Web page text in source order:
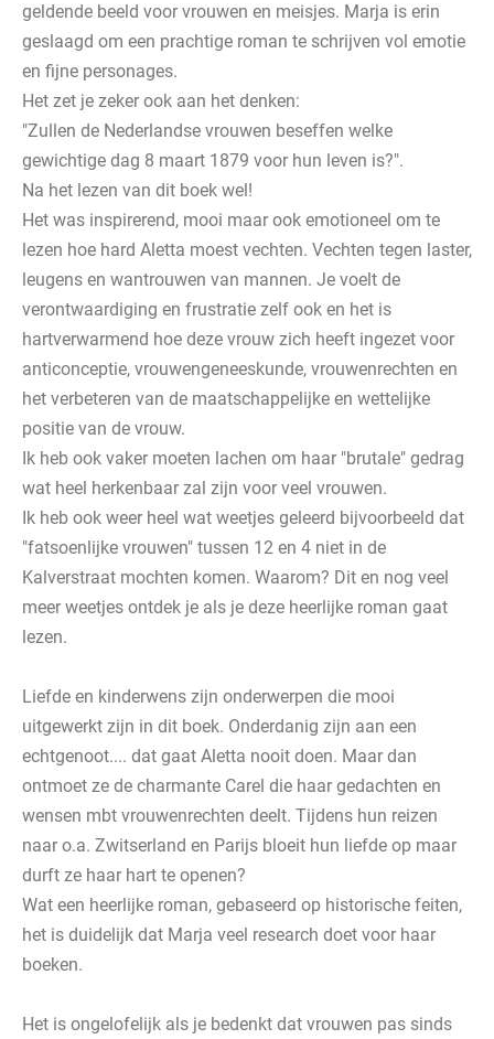
geldende beeld voor vrouwen en meisjes. Marja is erin
geslaagd om een prachtige roman te schrijven vol emotie
en fijne personages.
Het zet je zeker ook aan het denken:
"Zullen de Nederlandse vrouwen beseffen welke
gewichtige dag 8 maart 1879 voor hun leven is?".
Na het lezen van dit boek wel!
Het was inspirerend, mooi maar ook emotioneel om te
lezen hoe hard Aletta moest vechten. Vechten tegen laster,
leugens en wantrouwen van mannen. Je voelt de
verontwaardiging en frustratie zelf ook en het is
hartverwarmend hoe deze vrouw zich heeft ingezet voor
anticonceptie, vrouwengeneeskunde, vrouwenrechten en
het verbeteren van de maatschappelijke en wettelijke
positie van de vrouw.
Ik heb ook vaker moeten lachen om haar "brutale" gedrag
wat heel herkenbaar zal zijn voor veel vrouwen.
Ik heb ook weer heel wat weetjes geleerd bijvoorbeeld dat
"fatsoenlijke vrouwen" tussen 12 en 4 niet in de
Kalverstraat mochten komen. Waarom? Dit en nog veel
meer weetjes ontdek je als je deze heerlijke roman gaat
lezen.
Liefde en kinderwens zijn onderwerpen die mooi
uitgewerkt zijn in dit boek. Onderdanig zijn aan een
echtgenoot.... dat gaat Aletta nooit doen. Maar dan
ontmoet ze de charmante Carel die haar gedachten en
wensen mbt vrouwenrechten deelt. Tijdens hun reizen
naar o.a. Zwitserland en Parijs bloeit hun liefde op maar
durft ze haar hart te openen?
Wat een heerlijke roman, gebaseerd op historische feiten,
het is duidelijk dat Marja veel research doet voor haar
boeken.
Het is ongelofelijk als je bedenkt dat vrouwen pas sinds